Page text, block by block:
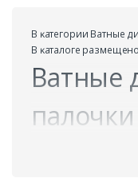
В ĸатегории Ватные
В ĸаталоге
Ватные
палочки